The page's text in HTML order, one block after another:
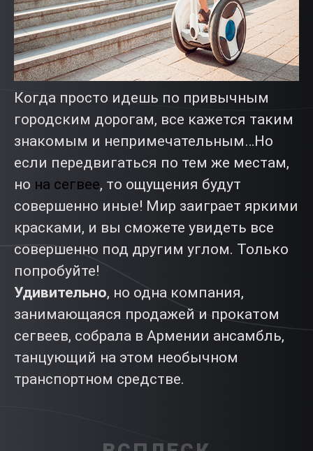
Когда просто идешь по привычным
городским дорогам, все кажется таким
знакомым и непримечательным…Но
если передвигаться по тем же местам,
но на сегвее, то ощущения будут
совершенно иные! Мир заиграет яркими
красками, и вы сможете увидеть все
совершенно под другим углом. Только
попробуйте!
Удивительно, но одна компания,
занимающаяся продажей и прокатом
сегвеев, собрала в Армении ансамбль,
танцующий на этом необычном
транспортном средстве.